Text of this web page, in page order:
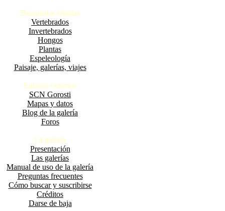
Búsquedas rápidas
Vertebrados
Invertebrados
Hongos
Plantas
Espeleología
Paisaje, galerías, viajes
Enlaces externos
SCN Gorosti
Mapas y datos
Blog de la galería
Foros
La galería
Presentación
Las galerías
Manual de uso de la galería
Preguntas frecuentes
Cómo buscar y suscribirse
Créditos
Darse de baja